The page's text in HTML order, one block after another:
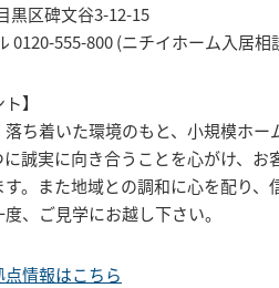
黒区碑文谷3-12-15
0120-555-800 (ニチイホーム入居相
】
ち着いた環境のもと、小規模ホ
誠実に向き合うことを心がけ、
。また地域との調和に心を配り
、ご見学にお越し下さい。
情報はこちら